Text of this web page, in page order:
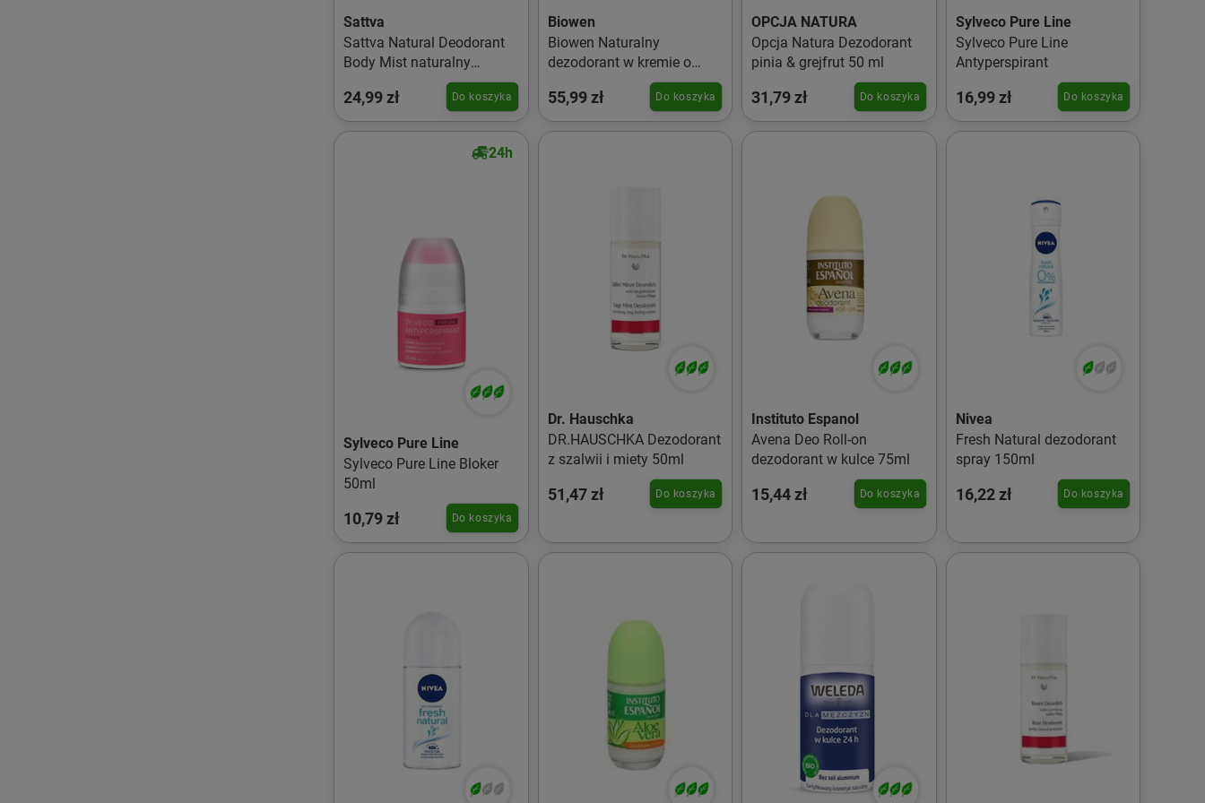
Sattva
Sattva Natural Deodorant
Body Mist naturalny
dezodorant w formie
mgiełki do ciała Patchouli
80ml
24,99 zł Do koszyka
Biowen
Biowen Naturalny
dezodorant w kremie o
zapachu grejpfruta i
pomarańczy 65 g
55,99 zł Do koszyka
OPCJA NATURA
Opcja Natura Dezodorant
pinia & grejfrut 50 ml
31,79 zł Do koszyka
Sylveco Pure Line
Sylveco Pure Line
Antyperspirant
16,99 zł Do koszyka
24h
Sylveco Pure Line
Sylveco Pure Line Bloker
50ml
10,79 zł Do koszyka
Dr. Hauschka
DR.HAUSCHKA Dezodorant
z szalwii i miety 50ml
51,47 zł Do koszyka
Instituto Espanol
Avena Deo Roll-on
dezodorant w kulce 75ml
15,44 zł Do koszyka
Nivea
Fresh Natural dezodorant
spray 150ml
16,22 zł Do koszyka